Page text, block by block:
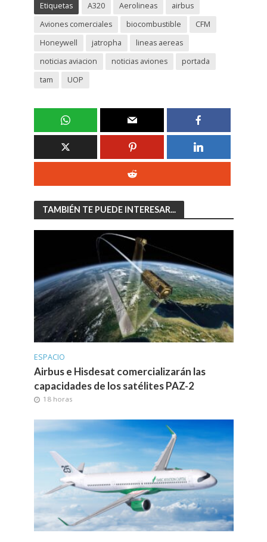
Etiquetas A320 Aerolineas
airbus
Aviones comerciales
biocombustible
CFM
Honeywell
jatropha
lineas aereas
noticias aviacion
noticias aviones
portada
tam
UOP
TAMBIÉN TE PUEDE INTERESAR...
ESPACIO
Airbus e Hisdesat comercializarán las
capacidades de los satélites PAZ-2
18 horas